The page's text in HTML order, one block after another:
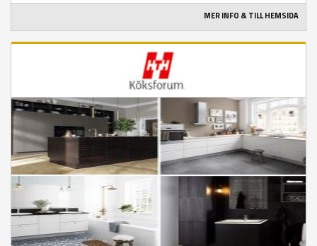
MER INFO & TILL HEMSIDA